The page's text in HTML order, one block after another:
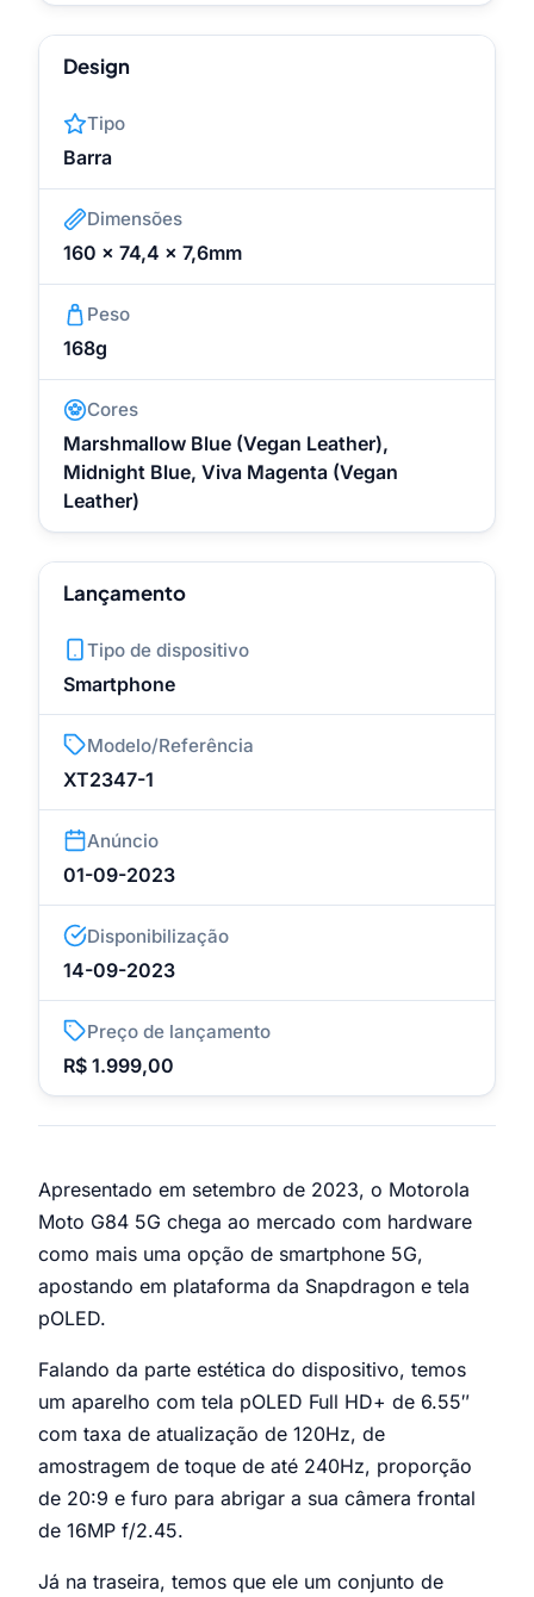
Design
Tipo
Barra
Dimensões
160 x 74,4 x 7,6mm
Peso
168g
Cores
Marshmallow Blue (Vegan Leather),
Midnight Blue, Viva Magenta (Vegan
Leather)
Lançamento
Tipo de dispositivo
Smartphone
Modelo/Referência
XT2347-1
Anúncio
01-09-2023
Disponibilização
14-09-2023
Preço de lançamento
R$ 1.999,00
Apresentado em setembro de 2023, o Motorola
Moto G84 5G chega ao mercado com hardware
como mais uma opção de smartphone 5G,
apostando em plataforma da Snapdragon e tela
pOLED.
Falando da parte estética do dispositivo, temos
um aparelho com tela pOLED Full HD+ de 6.55″
com taxa de atualização de 120Hz, de
amostragem de toque de até 240Hz, proporção
de 20:9 e furo para abrigar a sua câmera frontal
de 16MP f/2.45.
Já na traseira, temos que ele um conjunto de